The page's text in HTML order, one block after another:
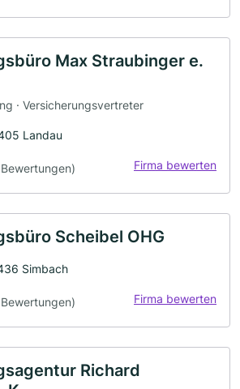
Max Straubinger e.
· Versicherungsvertreter
Landau
Firma bewerten
Scheibel OHG
Simbach
Firma bewerten
Richard